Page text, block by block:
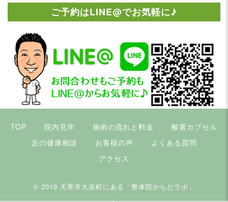
ご予約はLINE@でお気軽に♪
TOP 院内見学 施術の流れと料金
酸素カプセル
足の健康相談
お客様の声
よくある質問
アクセス
© 2019 天草市大浜町にある「整体院からだラボ」